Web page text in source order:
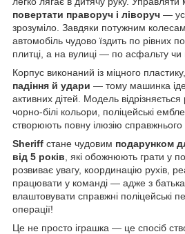
повертати праворуч і ліворуч —
зрозуміло. Завдяки потужним
автомобіль чудово їздить по рівних
плитці, а на вулиці — по асфальту чи
Корпус виконаний із міцного
падіння й удари — тому машинка
активних дітей. Модель
чорно-білі кольори, поліцейські
створюють повну ілюзію справжнього
Sheriff стане чудовим подарунком
від 5 років , які обожнюють грати у
розвиває увагу, координацію рухів,
працювати у команді — адже з
влаштовувати справжні поліцейські
операції!
Це не просто іграшка — це спосіб